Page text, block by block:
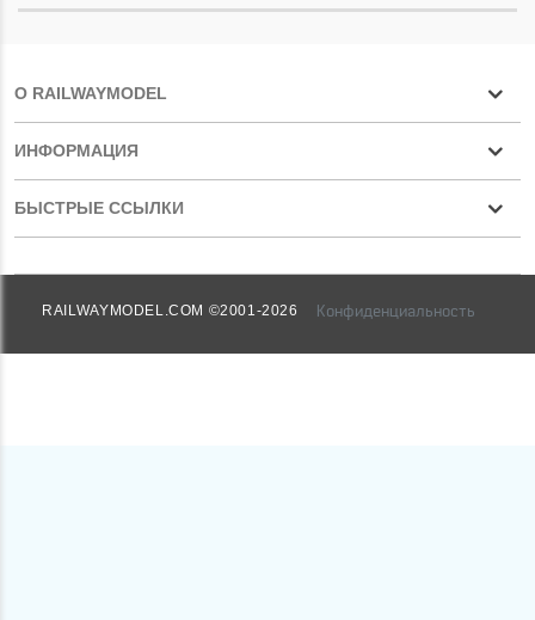
О RAILWAYMODEL
ИНФОРМАЦИЯ
БЫСТРЫЕ ССЫЛКИ
RAILWAYMODEL.COM ©2001-2026 Конфиденциальность